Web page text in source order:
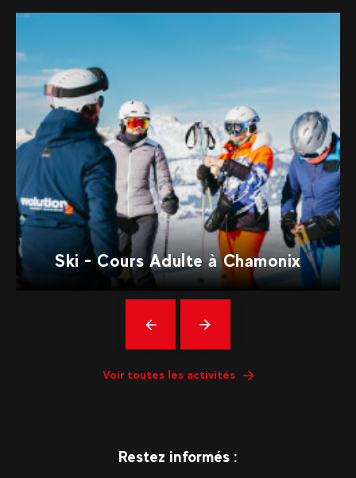
Ski - Cours Adulte à Chamonix
Précédent
En
savoir
Voir toutes les activités
Restez informés :